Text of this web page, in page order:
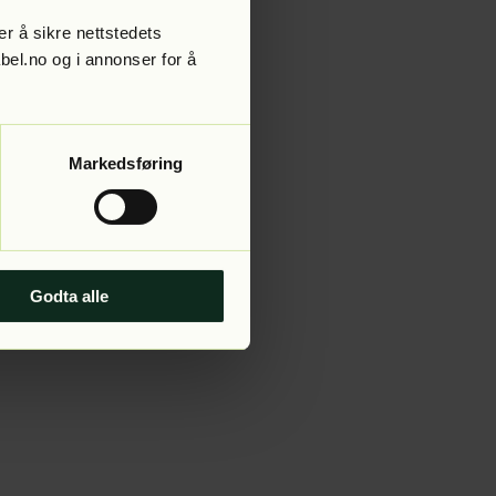
å sikre nettstedets
og i annonser for å
Markedsføring
Godta alle